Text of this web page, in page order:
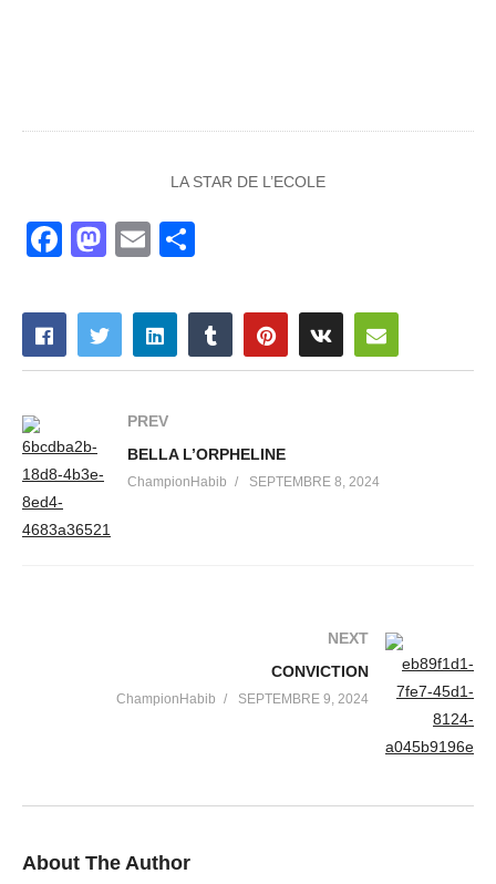
LA STAR DE L’ECOLE
Facebook
Mastodon
Email
PREV
BELLA L’ORPHELINE
ChampionHabib SEPTEMBRE 8, 2024
NEXT
CONVICTION
ChampionHabib SEPTEMBRE 9, 2024
About The Author